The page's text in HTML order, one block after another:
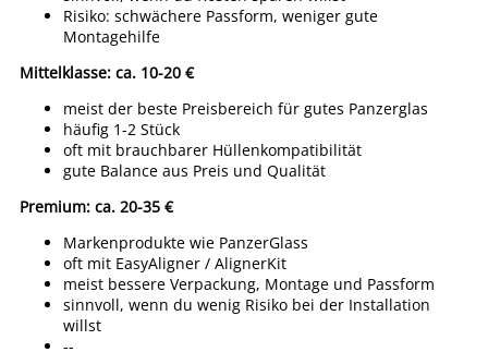
Risiko: schwächere Passform, weniger gute
Montagehilfe
Mittelklasse: ca. 10-20 €
meist der beste Preisbereich für gutes Panzerglas
häufig 1-2 Stück
oft mit brauchbarer Hüllenkompatibilität
gute Balance aus Preis und Qualität
Premium: ca. 20-35 €
Markenprodukte wie PanzerGlass
oft mit EasyAligner / AlignerKit
meist bessere Verpackung, Montage und Passform
sinnvoll, wenn du wenig Risiko bei der Installation
willst
--